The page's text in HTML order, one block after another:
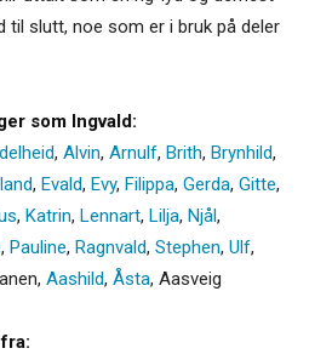
til slutt, noe som er i bruk på deler
som Ingvald:
, Alvin, Arnulf, Brith, Brynhild,
, Evald, Evy, Filippa, Gerda, Gitte,
, Katrin, Lennart, Lilja, Njål,
, Pauline, Ragnvald, Stephen, Ulf,
, Aashild, Åsta, Aasveig